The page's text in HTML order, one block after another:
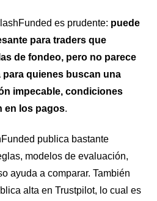
es prudente: puede
para traders que
de fondeo, pero no parece
para quienes buscan una
impecable, condiciones
en los pagos.
publica bastante
modelos de evaluación,
ayuda a comparar. También
alta en Trustpilot, lo cual es